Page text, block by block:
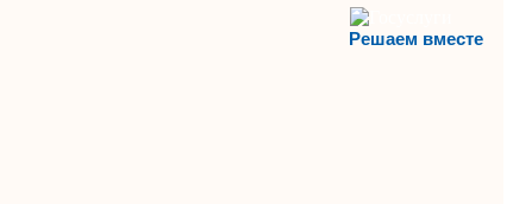
Решаем вместе